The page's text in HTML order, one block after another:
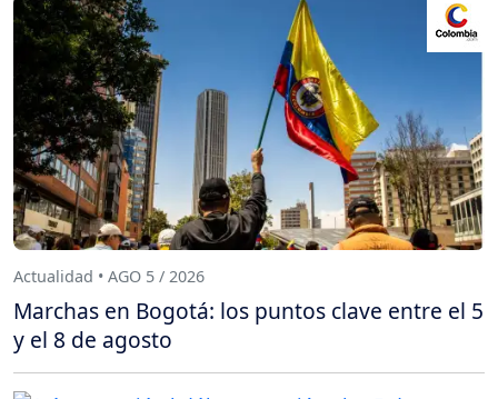
Actualidad • AGO 5 / 2026
Marchas en Bogotá: los puntos clave entre el 5
y el 8 de agosto